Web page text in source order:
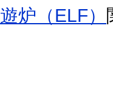
炉（ELF）